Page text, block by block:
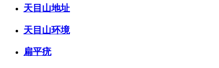
天目山地址
天目山环境
扁平疣